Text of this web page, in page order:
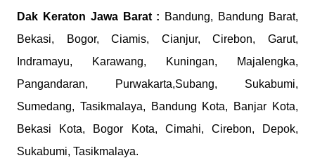
Dak Keraton Jawa Barat : Bandung, Bandung Barat,
Bekasi, Bogor, Ciamis, Cianjur, Cirebon, Garut,
Indramayu, Karawang, Kuningan, Majalengka,
Pangandaran, Purwakarta,Subang, Sukabumi,
Sumedang, Tasikmalaya, Bandung Kota, Banjar Kota,
Bekasi Kota, Bogor Kota, Cimahi, Cirebon, Depok,
Sukabumi, Tasikmalaya.